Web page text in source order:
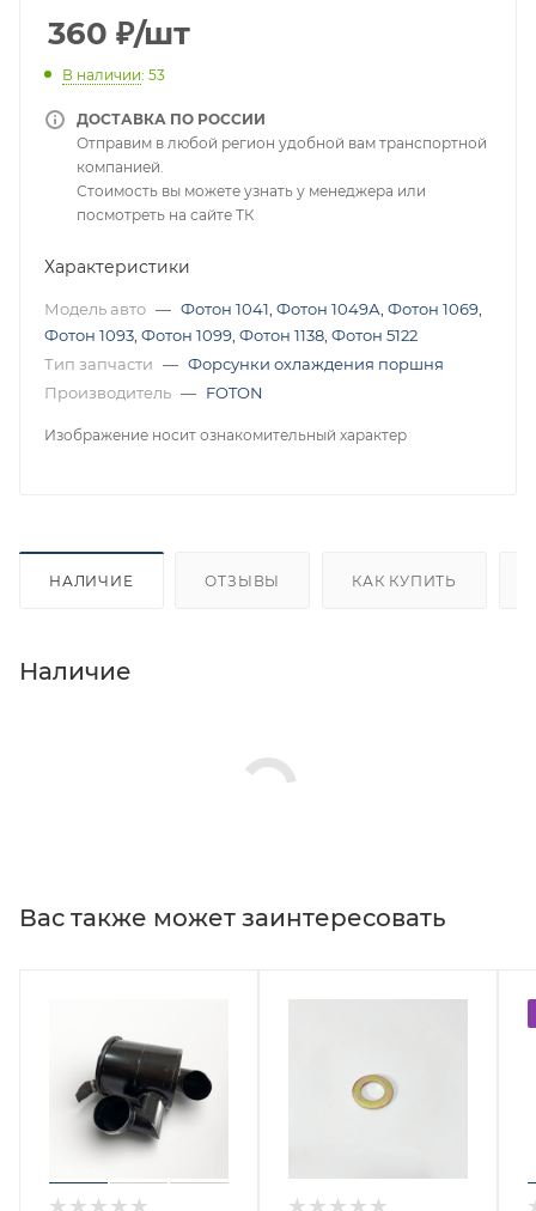
360 ₽/шт
В наличии: 53
ДОСТАВКА ПО РОССИИ
Отправим в любой регион удобной вам транспортной
компанией.
Стоимость вы можете узнать у менеджера или
посмотреть на сайте ТК
Характеристики
Модель авто — Фотон 1041 Фотон 1049А Фотон 1069
Фотон 1093 Фотон 1099 Фотон 1138 Фотон 5122
Тип запчасти — Форсунки охлаждения поршня
Производитель — FOTON
Изображение носит ознакомительный характер
НАЛИЧИЕ ОТЗЫВЫ КАК КУПИТЬ
Наличие
Вас также может заинтересовать